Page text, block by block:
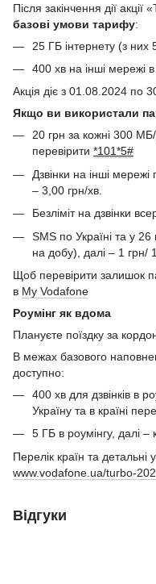
Після закінчення дії
базові умови тарифу:
25 ГБ інтернету (з них
400 хв на інші мережі в
Акція діє з 01.08.2024 по
Якщо ви використали
20 грн за кожні 300
перевірити *101*5#
Дзвінки на інші
– 3,00 грн/хв.
Безліміт на дзвінки
SMS по Україні та у
на добу), далі – 1 грн/
Щоб перевірити залишок
в My Vodafone
Роумінг як вдома
Плануєте поїздку за
В межах базового
доступно:
400 хв для дзвінків в
Україну та в країні
5 ГБ в роумінгу, далі
Перелік країн та
www.vodafone.ua/turbo-
Відгуки